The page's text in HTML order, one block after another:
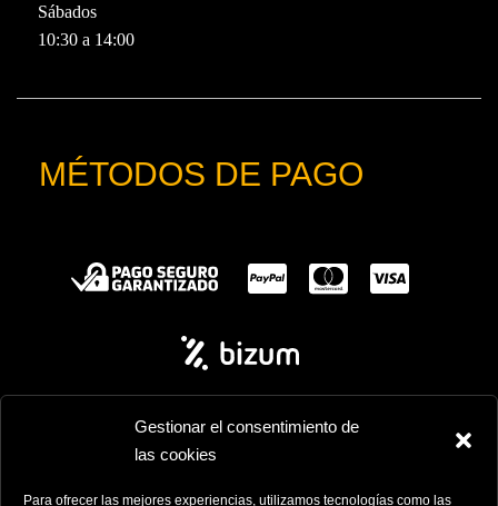
Gestionar el consentimiento de
las cookies
Para ofrecer las mejores experiencias, utilizamos tecnologías como las
Sábados
10:30 a 14:00
MÉTODOS DE PAGO
• Todos los derechos reservados